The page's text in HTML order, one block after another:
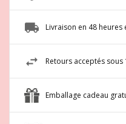
Livraison en 48
Retours acceptés sous
Emballage cadeau